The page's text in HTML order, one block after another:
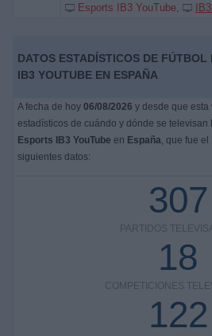
Esports IB3 YouTube
DATOS ESTADÍSTICOS DE
IB3 YOUTUBE EN ESPAÑA
A fecha de hoy 06/08/2026 y desde que
estadísticos de cuándo y dónde se televisan
Esports IB3 YouTube en España, que fue el
siguientes datos:
307
PARTIDOS
18
COMPETICIONES
122